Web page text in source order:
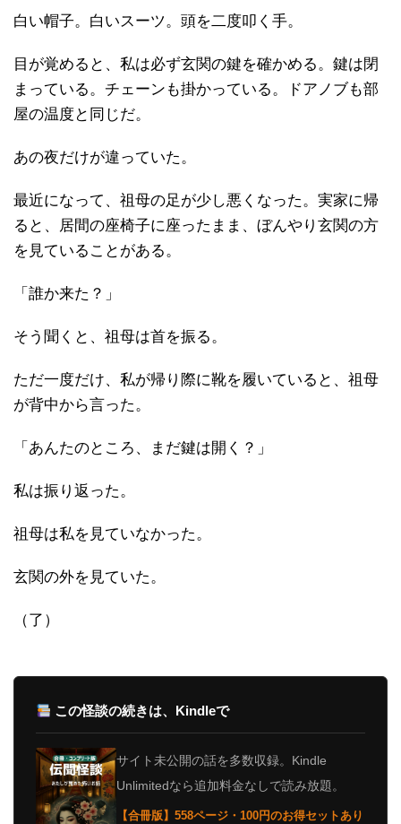
白い帽子。白いスーツ。頭を二度叩く手。
目が覚めると、私は必ず玄関の鍵を確かめる。鍵は閉
まっている。チェーンも掛かっている。ドアノブも部
屋の温度と同じだ。
あの夜だけが違っていた。
最近になって、祖母の足が少し悪くなった。実家に帰
ると、居間の座椅子に座ったまま、ぼんやり玄関の方
を見ていることがある。
「誰か来た？」
そう聞くと、祖母は首を振る。
ただ一度だけ、私が帰り際に靴を履いていると、祖母
が背中から言った。
「あんたのところ、まだ鍵は開く？」
私は振り返った。
祖母は私を見ていなかった。
玄関の外を見ていた。
（了）
この怪談の続きは、Kindleで
サイト未公開の話を多数収録。Kindle
Unlimitedなら追加料金なしで読み放題。
【合冊版】558ページ・100円のお得セットあり